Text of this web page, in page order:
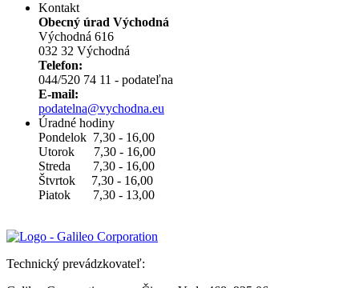
Kontakt
Obecný úrad Východná
Východná 616
032 32 Východná
Telefon:
044/520 74 11 - podateľna
E-mail:
podatelna@vychodna.eu
Úradné hodiny
Pondelok 7,30 - 16,00
Utorok 7,30 - 16,00
Streda 7,30 - 16,00
Štvrtok 7,30 - 16,00
Piatok 7,30 - 13,00
Technický prevádzkovateľ: